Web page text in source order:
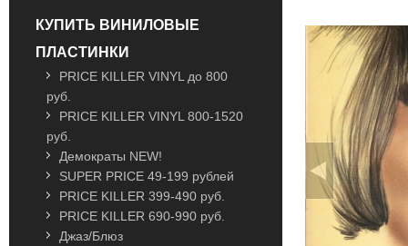
КУПИТЬ ВИНИЛОВЫЕ
ПЛАСТИНКИ
PRICE KILLER VINYL до 800
руб.
PRICE KILLER VINYL 800-1520
руб.
Демократы NEW!
SUPER PRICE 49-199 рублей
PRICE KILLER 399-490 руб.
PRICE KILLER 690-990 руб.
Джаз/Блюз